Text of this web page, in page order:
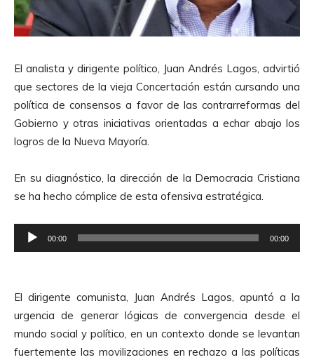
El analista y dirigente político, Juan Andrés Lagos, advirtió
que sectores de la vieja Concertación están cursando una
política de consensos a favor de las contrarreformas del
Gobierno y otras iniciativas orientadas a echar abajo los
logros de la Nueva Mayoría.
En su diagnóstico, la dirección de la Democracia Cristiana
se ha hecho cómplice de esta ofensiva estratégica.
e
o
d
u
c
00:00 00:00
El dirigente comunista, Juan Andrés Lagos, apuntó a la
urgencia de generar lógicas de convergencia desde el
mundo social y político, en un contexto donde se levantan
fuertemente las movilizaciones en rechazo a las políticas